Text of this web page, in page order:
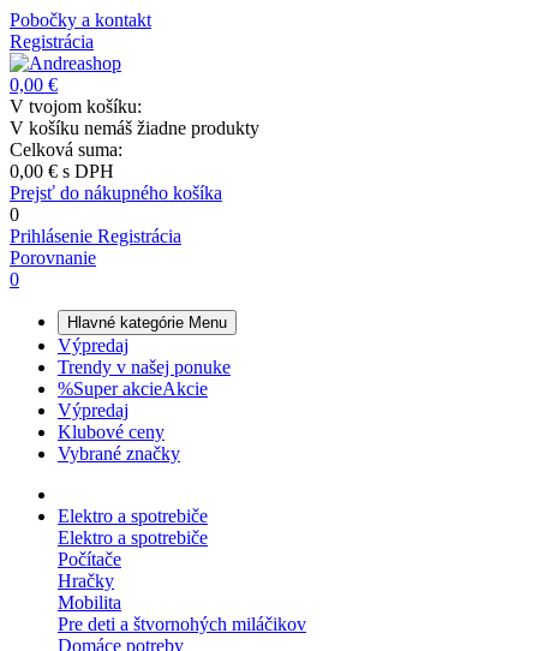
Pobočky a kontakt
Registrácia
0,00 €
V tvojom košíku:
V košíku nemáš žiadne produkty
Celková suma:
0,00 € s DPH
Prejsť do nákupného košíka
0
Prihlásenie Registrácia
Porovnanie
0
Hlavné kategórie Menu
Výpredaj
Trendy v našej ponuke
%Super akcieAkcie
Výpredaj
Klubové ceny
Vybrané značky
Elektro a spotrebiče
Elektro a spotrebiče
Počítače
Hračky
Mobilita
Pre deti a štvornohých miláčikov
Domáce potreby